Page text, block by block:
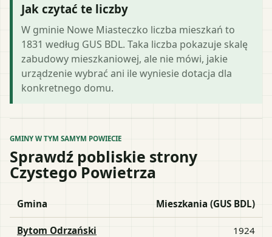
Jak czytać te liczby
W gminie Nowe Miasteczko liczba mieszkań to
1831 według GUS BDL. Taka liczba pokazuje skalę
zabudowy mieszkaniowej, ale nie mówi, jakie
urządzenie wybrać ani ile wyniesie dotacja dla
konkretnego domu.
GMINY W TYM SAMYM POWIECIE
Sprawdź pobliskie strony
Czystego Powietrza
Gmina Mieszkania (GUS BDL)
Bytom Odrzański 1924